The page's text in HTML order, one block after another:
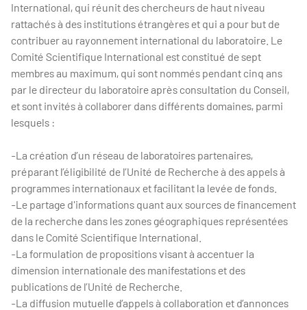
International, qui réunit des chercheurs de haut niveau
rattachés à des institutions étrangères et qui a pour but de
contribuer au rayonnement international du laboratoire. Le
Comité Scientifique International est constitué de sept
membres au maximum, qui sont nommés pendant cinq ans
par le directeur du laboratoire après consultation du Conseil,
et sont invités à collaborer dans différents domaines, parmi
lesquels :
-La création d’un réseau de laboratoires partenaires,
préparant l’éligibilité de l’Unité de Recherche à des appels à
programmes internationaux et facilitant la levée de fonds.
-Le partage d'informations quant aux sources de financement
de la recherche dans les zones géographiques représentées
dans le Comité Scientifique International.
-La formulation de propositions visant à accentuer la
dimension internationale des manifestations et des
publications de l’Unité de Recherche.
-La diffusion mutuelle d’appels à collaboration et d’annonces